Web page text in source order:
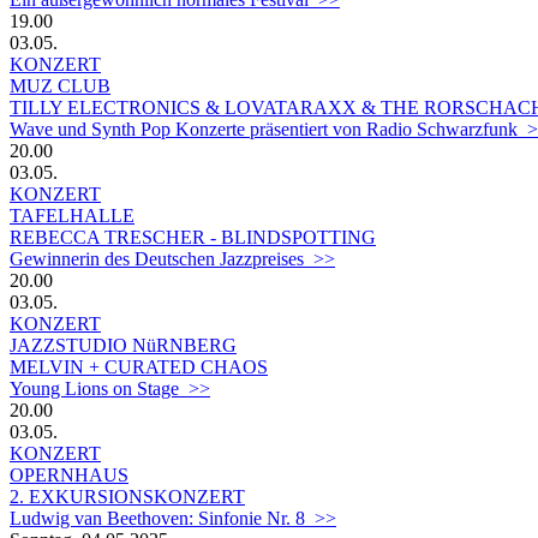
19.00
03.05.
KONZERT
MUZ CLUB
TILLY ELECTRONICS & LOVATARAXX & THE
Wave und Synth Pop Konzerte präsentiert von Radio Schwarzfunk
20.00
03.05.
KONZERT
TAFELHALLE
REBECCA TRESCHER - BLINDSPOTTING
Gewinnerin des Deutschen Jazzpreises >>
20.00
03.05.
KONZERT
JAZZSTUDIO NüRNBERG
MELVIN + CURATED CHAOS
Young Lions on Stage >>
20.00
03.05.
KONZERT
OPERNHAUS
2. EXKURSIONSKONZERT
Ludwig van Beethoven: Sinfonie Nr. 8 >>